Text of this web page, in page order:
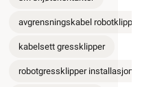
avgrensningskabel robotklipper
kabelsett gressklipper
robotgressklipper installasjon